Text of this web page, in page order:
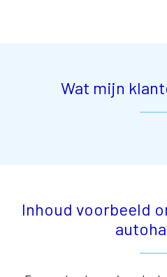
Wat mijn
Inhoud voorbeeld